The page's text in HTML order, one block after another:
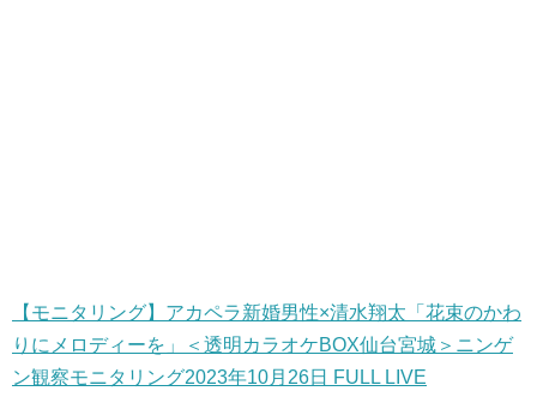
【モニタリング】アカペラ新婚男性×清水翔太「花束のかわ
りにメロディーを」＜透明カラオケBOX仙台宮城＞ニンゲ
ン観察モニタリング2023年10月26日 FULL LIVE